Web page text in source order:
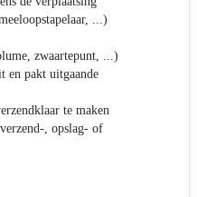
...)
zwaartepunt, ...)
en pakt uitgaande
te maken
, opslag- of